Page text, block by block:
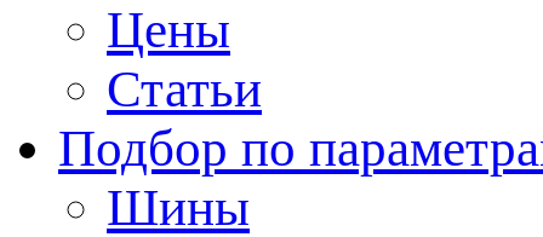
Цены
Статьи
Подбор по
Шины